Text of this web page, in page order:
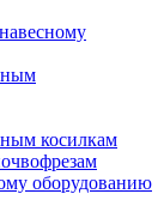
косилкам
оборудованию